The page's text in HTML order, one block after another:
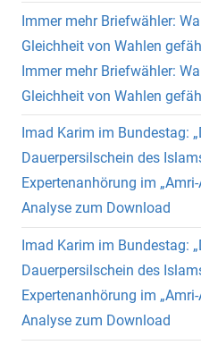
Immer mehr Briefwähler:
Gleichheit von Wahlen
Immer mehr Briefwähler:
Gleichheit von Wahlen
Imad Karim im Bundestag:
Dauerpersilschein des
Expertenanhörung im
Analyse zum Download
Imad Karim im Bundestag:
Dauerpersilschein des
Expertenanhörung im
Analyse zum Download